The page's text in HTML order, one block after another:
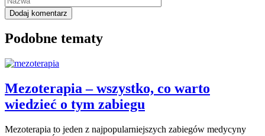
Podobne tematy
Mezoterapia – wszystko, co warto
wiedzieć o tym zabiegu
Mezoterapia to jeden z najpopularniejszych zabiegów medycyny